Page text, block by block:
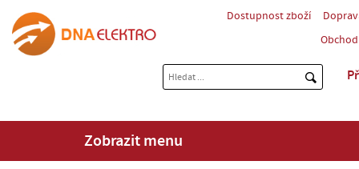
Dostupnost zboží
Zobrazit menu